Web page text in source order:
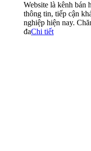
Website là kênh bán
thông tin, tiếp cận
nghiệp hiện nay.
đaChi tiết